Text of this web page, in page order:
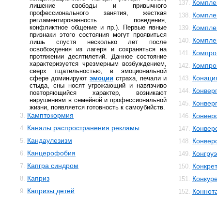
лишение свободы и привычного
профессионального занятия, жесткая
регламентированность поведения,
конфликтное общение и пр.). Первые явные
признаки этого состояния могут проявиться
лишь спустя несколько лет после
освобождения из лагеря и сохраняться на
протяжении десятилетий. Данное состояние
характеризуется чрезмерным возбуждением,
сверх тщательностью, в эмоциональной
сфере доминируют эмоции страха, печали и
стыда, сны носят угрожающий и навязчиво
повторяющийся характер, возникают
нарушениям в семейной и профессиональной
жизни, появляется готовность к самоубийств.
3. Камптокормия
4. Каналы распространения рекламы
5. Кандаулезизм
6. Канцерофобия
7. Капгра синдром
8. Каприз
9. Капризы детей
137.
138.
139.
140.
141.
142.
143.
144.
145.
146.
147.
148.
149.
150.
151.
152.